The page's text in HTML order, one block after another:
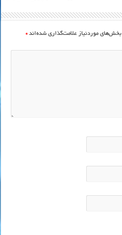
بخش‌های موردنیاز علامت‌گذاری شده‌اند*